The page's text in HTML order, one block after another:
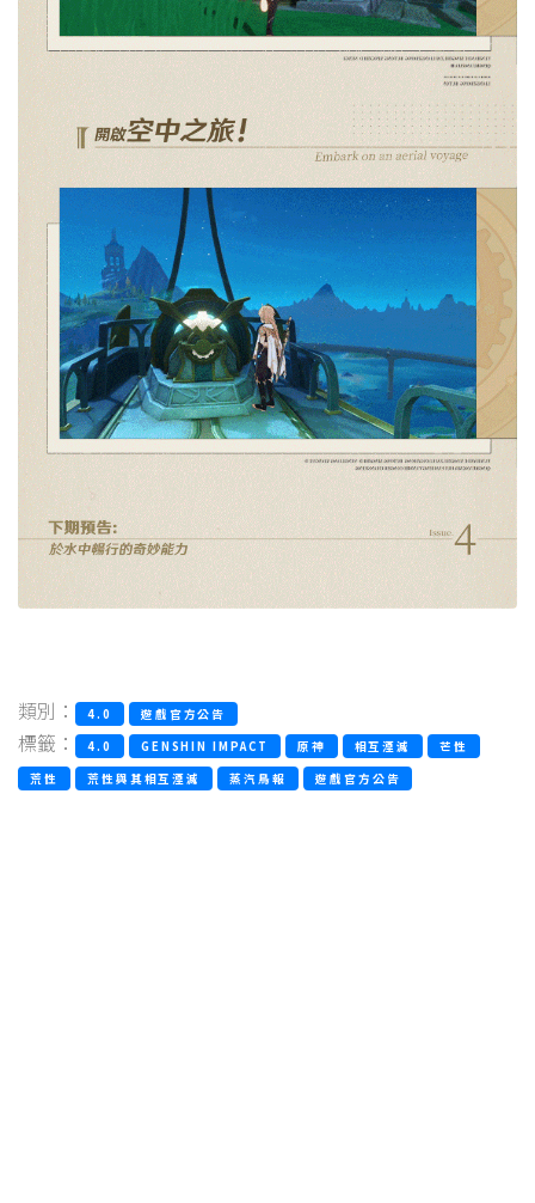
類別： 4.0 遊戲官方公告
標籤： 4.0 GENSHIN IMPACT 原神 相互湮滅
芒性
荒性
荒性與其相互湮滅 蒸汽鳥報 遊戲官方公告